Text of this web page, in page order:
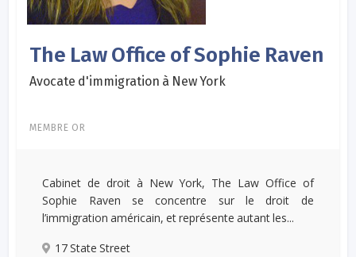
The Law Office of Sophie Raven
Avocate d'immigration à New York
MEMBRE OR
Cabinet de droit à New York, The Law Office of
Sophie Raven se concentre sur le droit de
l’immigration américain, et représente autant les...
17 State Street